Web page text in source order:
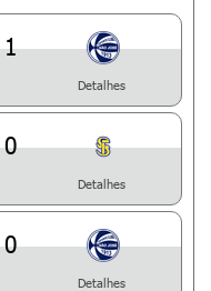
1
Detalhes
0
Detalhes
0
Detalhes